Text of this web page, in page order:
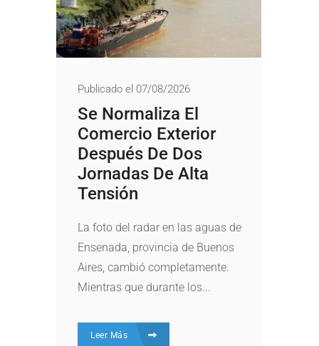
Publicado el 07/08/2026
Se Normaliza El
Comercio Exterior
Después De Dos
Jornadas De Alta
Tensión
La foto del radar en las aguas de
Ensenada, provincia de Buenos
Aires, cambió completamente.
Mientras que durante los...
Leer Más